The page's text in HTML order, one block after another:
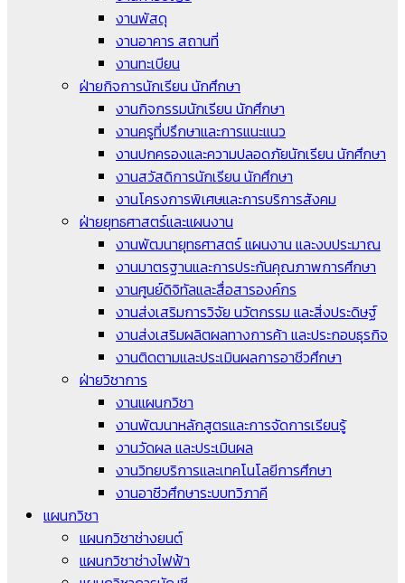
งานพัสดุ
งานอาคาร สถานที่
งานทะเบียน
ฝ่ายกิจการนักเรียน นักศึกษา
งานกิจกรรมนักเรียน นักศึกษา
งานครูที่ปรึกษาและการแนะแนว
งานปกครองและความปลอดภัยนักเรียน นักศึกษา
งานสวัสดิการนักเรียน นักศึกษา
งานโครงการพิเศษและการบริการสังคม
ฝ่ายยุทธศาสตร์และแผนงาน
งานพัฒนายุทธศาสตร์ แผนงาน และงบประมาณ
งานมาตรฐานและการประกันคุณภาพการศึกษา
งานศูนย์ดิจิทัลและสื่อสารองค์กร
งานส่งเสริมการวิจัย นวัตกรรม และสิ่งประดิษฐ์
งานส่งเสริมผลิตผลทางการค้า และประกอบธุรกิจ
งานติดตามและประเมินผลการอาชีวศึกษา
ฝ่ายวิชาการ
งานแผนกวิชา
งานพัฒนาหลักสูตรและการจัดการเรียนรู้
งานวัดผล และประเมินผล
งานวิทยบริการและเทคโนโลยีการศึกษา
งานอาชีวศึกษาระบบทวิภาคี
แผนกวิชา
แผนกวิชาช่างยนต์
แผนกวิชาช่างไฟฟ้า